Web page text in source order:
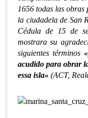
1656 todas las obras
la ciudadela de San
Cédula de 15 de
mostrara su
siguientes términos
acudido para obrar
essa isla» (ACT,